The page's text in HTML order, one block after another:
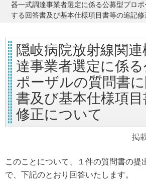
の
ペ
ジ
の
位
置:
器一式調達事業者選定に係る公募型プロ
する回答書及び基本仕様項目書等の追記修
隠岐病院放射線関
達事業者選定に係
ポーザルの質問書
書及び基本仕様項
修正について
掲
このことについて、１件の質問書の提
で、下記のとおり回答いたします。